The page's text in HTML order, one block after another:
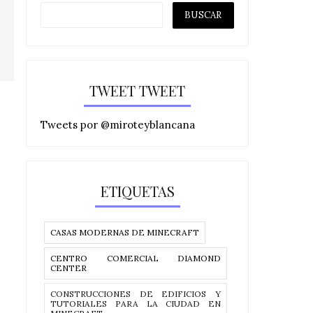
TWEET TWEET
Tweets por @miroteyblancana
ETIQUETAS
CASAS MODERNAS DE MINECRAFT
CENTRO COMERCIAL DIAMOND
CENTER
CONSTRUCCIONES DE EDIFICIOS Y
TUTORIALES PARA LA CIUDAD EN